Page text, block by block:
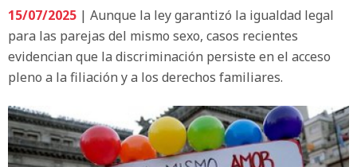
15/07/2025 | Aunque la ley garantizó la igualdad legal
para las parejas del mismo sexo, casos recientes
evidencian que la discriminación persiste en el acceso
pleno a la filiación y a los derechos familiares.